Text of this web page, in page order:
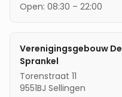
Open: 08:30 – 22:00
Verenigingsgebouw De
Sprankel
Torenstraat 11
9551BJ Sellingen